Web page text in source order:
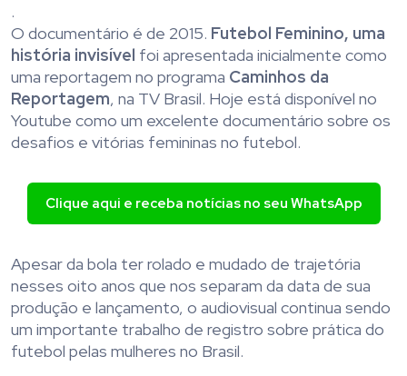
.
O documentário é de 2015. Futebol Feminino, uma
história invisível foi apresentada inicialmente como
uma reportagem no programa Caminhos da
Reportagem, na TV Brasil. Hoje está disponível no
Youtube como um excelente documentário sobre os
desafios e vitórias femininas no futebol.
Clique aqui e receba notícias no seu WhatsApp
Apesar da bola ter rolado e mudado de trajetória
nesses oito anos que nos separam da data de sua
produção e lançamento, o audiovisual continua sendo
um importante trabalho de registro sobre prática do
futebol pelas mulheres no Brasil.